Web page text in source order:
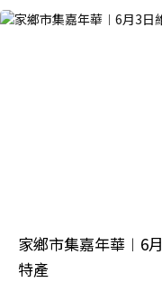
家鄉市集嘉年華︱6
特產